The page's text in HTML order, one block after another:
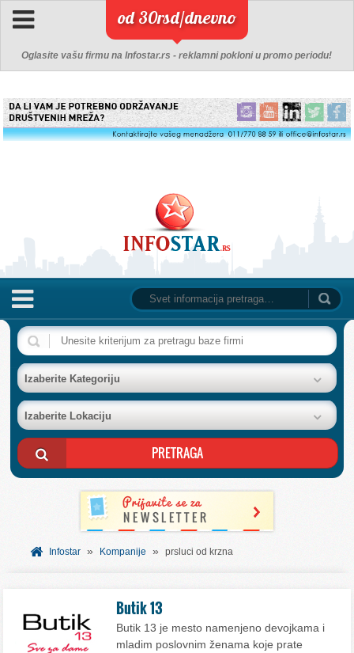
od 30rsd/dnevno
Oglasite vašu firmu na Infostar.rs - reklamni pokloni u promo periodu!
NASLOVNA
BAZA FIRMI
POSLOVNI OGLASI
AKCIJE I KATALOZI
BESPLATNI VAUČERI
SVET INFORMACIJA
Izaberite Kategoriju
Izaberite Lokaciju
Infostar » Kompanije » prsluci od krzna
Butik 13
Butik 13 je mesto namenjeno devojkama i
mladim poslovnim ženama koje prate